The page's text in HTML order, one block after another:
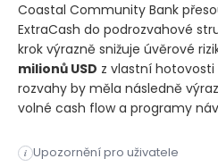
Coastal Community Bank
ExtraCash do podrozvahové
krok výrazně snižuje úvěrové
milionů USD z vlastní hotovosti
rozvahy by měla následně
volné cash flow a programy
i Upozornění pro uživatele